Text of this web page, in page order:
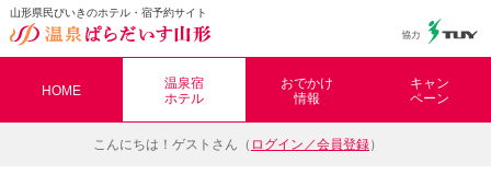
山形県民びいきのホテル・宿予約サイト
HOME
温泉宿
ホテル
おでかけ
情報
キャン
ペーン
こんにちは！ ゲストさん（ ログイン／会員登録）